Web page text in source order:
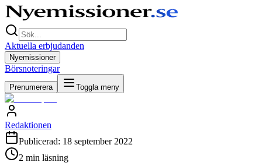
Aktuella erbjudanden
Nyemissioner
Börsnoteringar
Prenumerera Toggla meny
Redaktionen
Publicerad: 18 september 2022
2 min läsning